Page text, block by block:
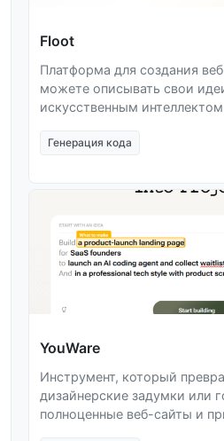
Floot
Платформа для создания
можете описывать свои
искусственным
Генерация кода
YouWare
Инструмент, который
дизайнерские задумки или
полноценные веб-сайты и